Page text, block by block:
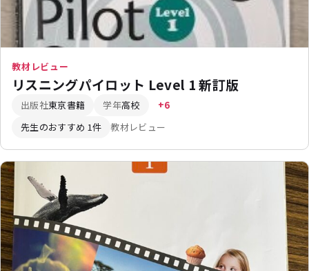
教材レビュー
リスニングパイロット Level 1 新訂版
出版社東京書籍 学年高校
+6
先生のおすすめ 1件
教材レビュー